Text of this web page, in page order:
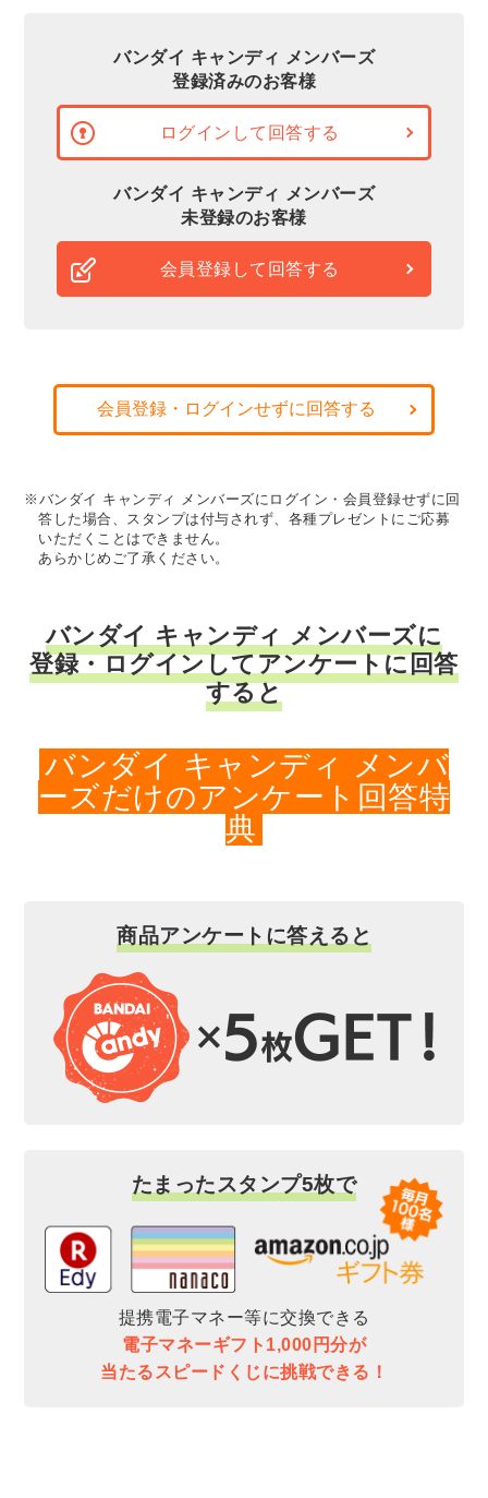
バンダイ キャンディ メンバーズ
登録済みのお客様
ログインして回答する
バンダイ キャンディ メンバーズ
未登録のお客様
会員登録して回答する
会員登録・ログインせずに回答する
※バンダイ キャンディ メンバーズにログイン・会員登録せずに回
答した場合、スタンプは付与されず、各種プレゼントにご応募
いただくことはできません。
あらかじめご了承ください。
バンダイ キャンディ メンバーズに
登録・ログインしてアンケートに回答
すると
バンダイ キャンディ メンバ
ーズだけのアンケート回答特
典
商品アンケートに答えると
たまったスタンプ5枚で
提携電子マネー等に交換できる
電子マネーギフト1,000円分が
当たるスピードくじに挑戦できる！